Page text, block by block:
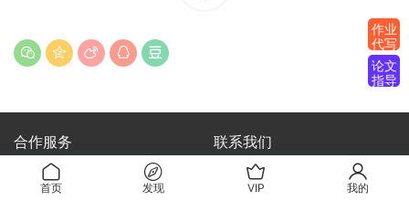
合作服务
关于我们
联系我们
提交工单
作业
代写
论文
指导
首页 发现 VIP 我的